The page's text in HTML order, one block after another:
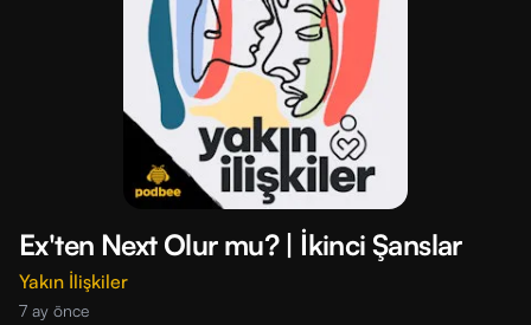
Ex'ten Next Olur mu? | İkinci Şanslar
Yakın İlişkiler
7 ay önce